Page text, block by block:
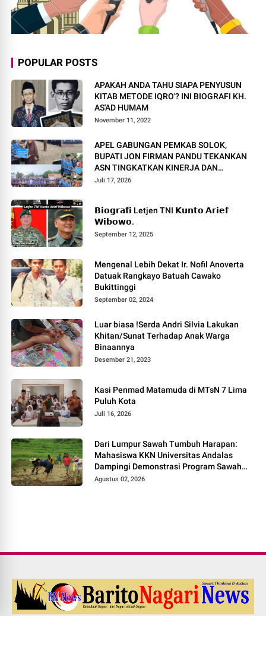
POPULAR POSTS
APAKAH ANDA TAHU SIAPA PENYUSUN
KITAB METODE IQRO'? INI BIOGRAFI KH.
AS'AD HUMAM
November 11, 2022
APEL GABUNGAN PEMKAB SOLOK,
BUPATI JON FIRMAN PANDU TEKANKAN
ASN TINGKATKAN KINERJA DAN
PELAYANAN MASYARAKAT.
Juli 17, 2026
𝗕𝗶𝗼𝗴𝗿𝗮𝗳𝗶 Letjen TNI 𝗞𝘂𝗻𝘁𝗼 𝗔𝗿𝗶𝗲𝗳
𝗪𝗶𝗯𝗼𝘄𝗼.
September 12, 2025
Mengenal Lebih Dekat Ir. Nofil Anoverta
Datuak Rangkayo Batuah Cawako
Bukittinggi
September 02, 2024
Luar biasa !Serda Andri Silvia Lakukan
Khitan/Sunat Terhadap Anak Warga
Binaannya
Desember 21, 2023
Kasi Penmad Matamuda di MTsN 7 Lima
Puluh Kota
Juli 16, 2026
Dari Lumpur Sawah Tumbuh Harapan:
Mahasiswa KKN Universitas Andalas
Dampingi Demonstrasi Program Sawah
Pokok Murah di Jorong Bayua
Agustus 02, 2026